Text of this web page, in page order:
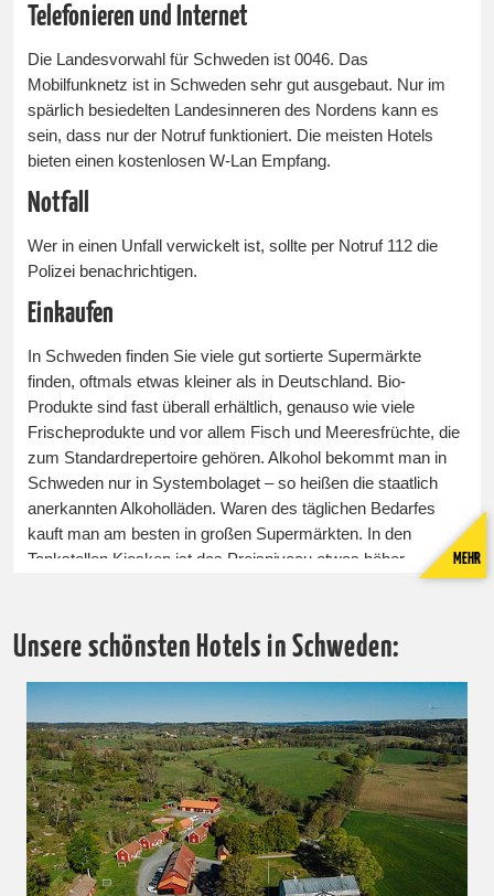
Telefonieren und Internet
Die Landesvorwahl für Schweden ist 0046. Das
Mobilfunknetz ist in Schweden sehr gut ausgebaut. Nur im
spärlich besiedelten Landesinneren des Nordens kann es
sein, dass nur der Notruf funktioniert. Die meisten Hotels
bieten einen kostenlosen W-Lan Empfang.
Notfall
Wer in einen Unfall verwickelt ist, sollte per Notruf 112 die
Polizei benachrichtigen.
Einkaufen
In Schweden finden Sie viele gut sortierte Supermärkte
finden, oftmals etwas kleiner als in Deutschland. Bio-
Produkte sind fast überall erhältlich, genauso wie viele
Frischeprodukte und vor allem Fisch und Meeresfrüchte, die
zum Standardrepertoire gehören. Alkohol bekommt man in
Schweden nur in Systembolaget – so heißen die staatlich
anerkannten Alkoholläden. Waren des täglichen Bedarfes
kauft man am besten in großen Supermärkten. In den
Tankstellen Kiosken ist das Preisniveau etwas höher.
Souvenirs bekommt man auch in Supermärkten, aber auch
Informationen für Autofahrer - Verkehr
In Schweden herrscht Rechtsverkehr. Es ist gesetzlich
vorgeschrieben, dass zu jeder Zeit mit Abblendlicht gefahren
werden muss. Es besteht auf allen Plätzen im Auto
Gurtpflicht. Kinder bis zum Alter von 7 Jahren müssen ohne
Ausnahme in einem Kindersitz sitzen. Das Fahren unter
Einfluss von Alkohol oder anderer Rauschmittel ist
strengstens verboten. Die Promillegrenze liegt bei 0,2 und
wird schwer geahndet. Bitte richten Sie sich nach den
MEHR
Unsere schönsten Hotels in Schweden: